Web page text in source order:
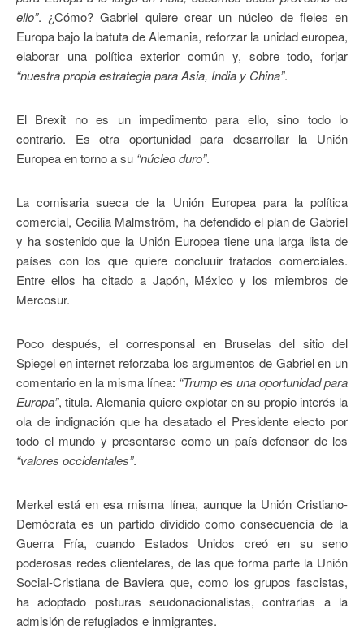
ello”. ¿Cómo? Gabriel quiere crear un núcleo de fieles en
Europa bajo la batuta de Alemania, reforzar la unidad europea,
elaborar una política exterior común y, sobre todo, forjar
“nuestra propia estrategia para Asia, India y China”.
El Brexit no es un impedimento para ello, sino todo lo
contrario. Es otra oportunidad para desarrollar la Unión
Europea en torno a su “núcleo duro”.
La comisaria sueca de la Unión Europea para la política
comercial, Cecilia Malmström, ha defendido el plan de Gabriel
y ha sostenido que la Unión Europea tiene una larga lista de
países con los que quiere concluuir tratados comerciales.
Entre ellos ha citado a Japón, México y los miembros de
Mercosur.
Poco después, el corresponsal en Bruselas del sitio del
Spiegel en internet reforzaba los argumentos de Gabriel en un
comentario en la misma línea: “Trump es una oportunidad para
Europa”, titula. Alemania quiere explotar en su propio interés la
ola de indignación que ha desatado el Presidente electo por
todo el mundo y presentarse como un país defensor de los
“valores occidentales”.
Merkel está en esa misma línea, aunque la Unión Cristiano-
Demócrata es un partido dividido como consecuencia de la
Guerra Fría, cuando Estados Unidos creó en su seno
poderosas redes clientelares, de las que forma parte la Unión
Social-Cristiana de Baviera que, como los grupos fascistas,
ha adoptado posturas seudonacionalistas, contrarias a la
admisión de refugiados e inmigrantes.